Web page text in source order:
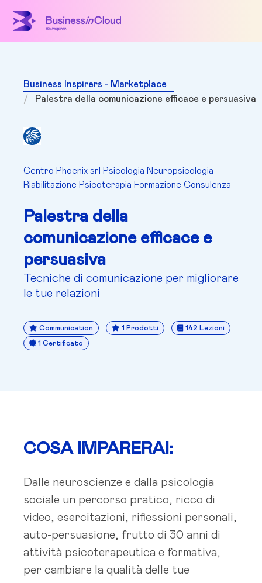
Business Inspirers - Marketplace
Palestra della comunicazione efficace e persuasiva
Centro Phoenix srl Psicologia Neuropsicologia
Riabilitazione Psicoterapia Formazione Consulenza
Palestra della
comunicazione efficace e
persuasiva
Tecniche di comunicazione per migliorare
le tue relazioni
Communication 1 Prodotti 142 Lezioni
1 Certificato
COSA IMPARERAI:
Dalle neuroscienze e dalla psicologia
sociale un percorso pratico, ricco di
video, esercitazioni, riflessioni personali,
auto-persuasione, frutto di 30 anni di
attività psicoterapeutica e formativa,
per cambiare la qualità delle tue